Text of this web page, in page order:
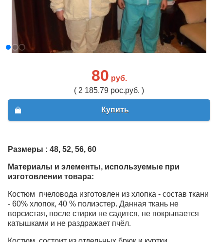
80 руб.
( 2 185.79 рос.руб. )
Купить
Размеры : 48, 52, 56, 60
Материалы и элементы, используемые при
изготовлении товара:
Костюм пчеловода изготовлен из хлопка - состав ткани
- 60% хлопок, 40 % полиэстер. Данная ткань не
ворсистая, после стирки не садится, не покрывается
катышками и не раздражает пчёл.